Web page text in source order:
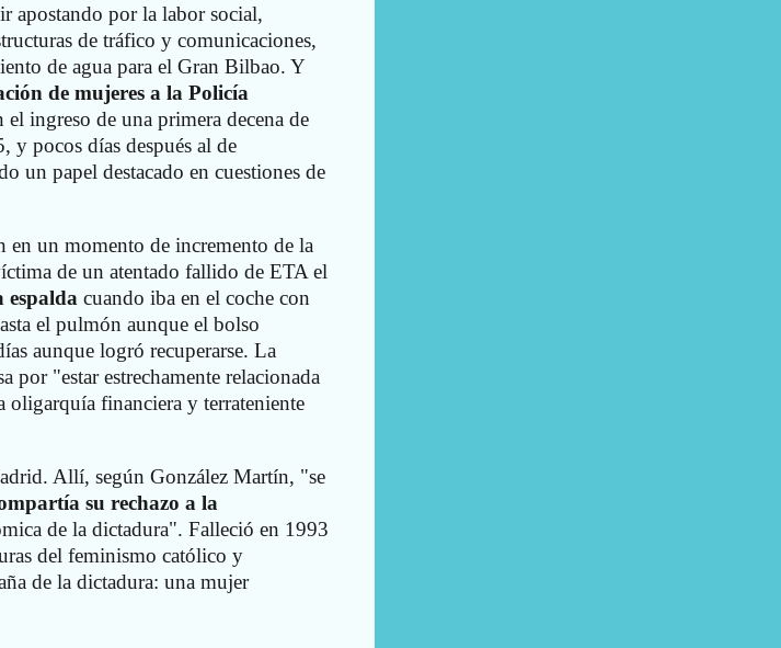
apostando por la labor social,
de tráfico y comunicaciones,
de agua para el Gran Bilbao. Y
de mujeres a la Policía
ingreso de una primera decena de
y pocos días después al de
un papel destacado en cuestiones de
en un momento de incremento de la
de un atentado fallido de ETA el
espalda cuando iba en el coche con
el pulmón aunque el bolso
aunque logró recuperarse. La
por "estar estrechamente relacionada
oligarquía financiera y terrateniente
Allí, según González Martín, "se
su rechazo a la
de la dictadura". Falleció en 1993
del feminismo católico y
de la dictadura: una mujer